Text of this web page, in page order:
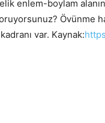
enlem-boylam
Övünme
var. Kaynak: